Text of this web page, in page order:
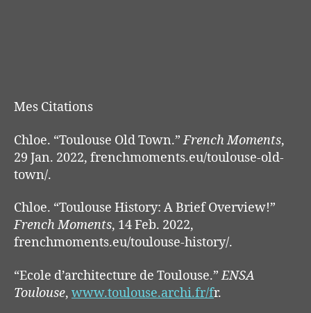
Mes Citations
Chloe. “Toulouse Old Town.”French Moments,
29 Jan. 2022, frenchmoments.eu/toulouse-old-
town/.
Chloe. “Toulouse History: A Brief Overview!”
French Moments, 14 Feb. 2022,
frenchmoments.eu/toulouse-history/.
“Ecole d’architecture de Toulouse.”ENSA
Toulouse, www.toulouse.archi.fr/fr.